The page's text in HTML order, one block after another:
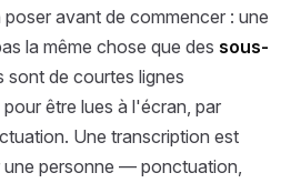
avant de commencer : une
la même chose que des sous-
sont de courtes lignes
être lues à l'écran, par
Une transcription est
une personne — ponctuation,